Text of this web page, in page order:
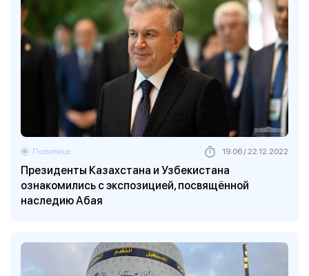
Президенты Казахстана и Узбекистана
ознакомились с экспозицией, посвящённой
наследию Абая
Политика 19:06 / 22.12.2022